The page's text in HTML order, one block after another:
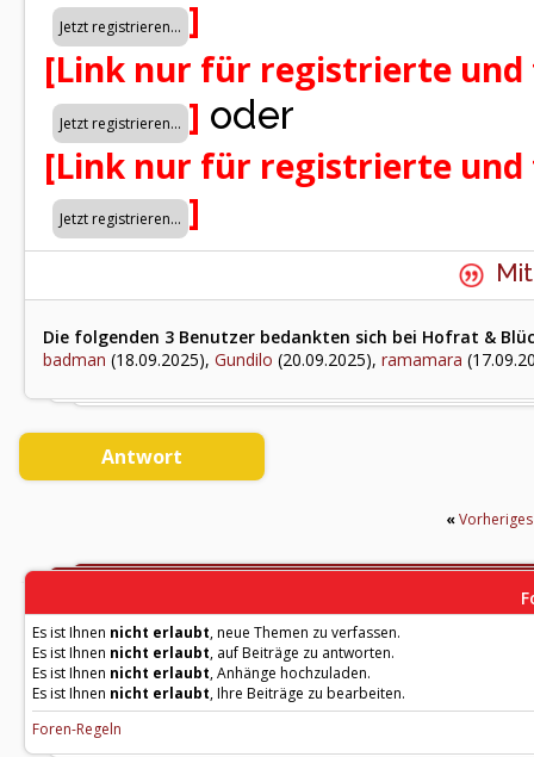
]
[Link nur für registrierte
] oder
[Link nur für registrierte
]
Die folgenden 3 Benutzer bedankten sich bei Hofrat &
badman (18.09.2025), Gundilo (20.09.2025), ramamara
Antwort
«
Es ist Ihnen nicht erlaubt, neue Themen zu verfassen.
Es ist Ihnen nicht erlaubt, auf Beiträge zu antworten.
Es ist Ihnen nicht erlaubt, Anhänge hochzuladen.
Es ist Ihnen nicht erlaubt, Ihre Beiträge zu bearbeiten.
Foren-Regeln